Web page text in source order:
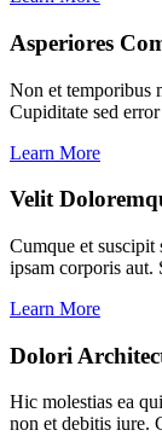
Asperiores
Non et temporibus
Cupiditate sed
Learn More
Velit
Cumque et suscipit
ipsam corporis aut.
Learn More
Dolori
Hic molestias ea
non et debitis iure.